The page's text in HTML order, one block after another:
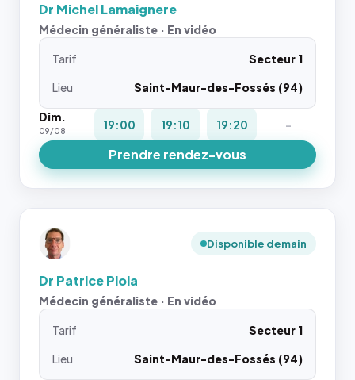
Dr Michel Lamaignere
Médecin généraliste · En vidéo
Tarif
Secteur 1
Lieu
Saint-Maur-des-Fossés (94)
Dim.
09/08 19:00 19:10 19:20 -
Prendre rendez-vous
Disponible demain
Dr Patrice Piola
Médecin généraliste · En vidéo
Tarif
Secteur 1
Lieu
Saint-Maur-des-Fossés (94)